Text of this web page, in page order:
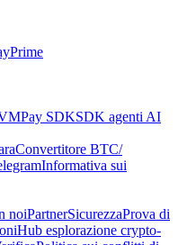
Prime
Pay SDKSDK agenti AI
Convertitore BTC/
Informativa sui
noiPartnerSicurezzaProva di
Hub esplorazione crypto-